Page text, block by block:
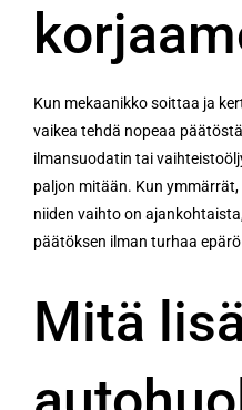
Kun mekaanikko soittaa ja
vaikea tehdä nopeaa
ilmansuodatin tai
paljon mitään. Kun
niiden vaihto on
päätöksen ilman turhaa
Mitä